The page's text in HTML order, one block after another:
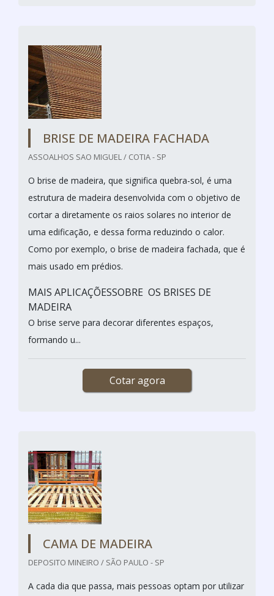
BRISE DE MADEIRA FACHADA
ASSOALHOS SAO MIGUEL / COTIA - SP
O brise de madeira, que significa quebra-sol, é uma
estrutura de madeira desenvolvida com o objetivo de
cortar a diretamente os raios solares no interior de
uma edificação, e dessa forma reduzindo o calor.
Como por exemplo, o brise de madeira fachada, que é
mais usado em prédios.
MAIS APLICAÇÕESSOBRE OS BRISES DE
MADEIRA
O brise serve para decorar diferentes espaços,
formando u...
Cotar agora
CAMA DE MADEIRA
DEPOSITO MINEIRO / SÃO PAULO - SP
A cada dia que passa, mais pessoas optam por utilizar